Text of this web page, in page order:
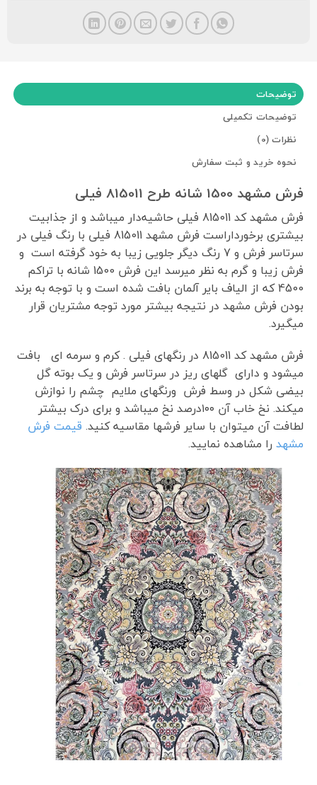
توضیحات
توضیحات تکمیلی
نظرات (0)
نحوه خرید و ثبت سفارش
فرش مشهد 1500 شانه طرح 815011 فیلی
فرش‌ مشهد کد 815011 فیلی حاشیه‌دار میباشد و از جذابیت
بیشتری برخورداراست فرش مشهد 815011 فیلی با رنگ فیلی در
سرتاسر فرش و 7 رنگ دیگر جلویی زیبا به خود گرفته است و
فرش زیبا و گرم به نظر میرسد این فرش 1500 شانه با تراکم
4500 که از الیاف بایر آلمان بافت شده است و با توجه به برند
بودن فرش مشهد در نتیجه بیشتر مورد توجه مشتریان قرار
میگیرد.
فرش مشهد کد 815011 در رنگهای فیلی . کرم و سرمه ای بافت
میشود و دارای گلهای ریز در سرتاسر فرش و یک بوته گل
بیضی شکل در وسط فرش ورنگهای ملایم چشم را نوازش
میکند. نخ خاب آن ۱۰۰درصد نخ میباشد و برای درک بیشتر
لطافت آن میتوان با سایر فرشها مقاسیه کنید. قیمت فرش
مشهدرا مشاهده نمایید.